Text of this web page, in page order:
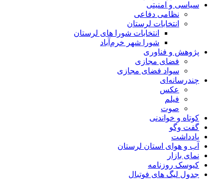
سیاسی و امنیتی
نظامی دفاعی
انتخابات لرستان
انتخابات شورا های لرستان
شورا شهر خرم‌آباد
پژوهش و فناوری
فضای مجازی
سواد فضای مجازی
چندرسانه‌ای
عكس
فیلم
صوت
کوتاه و خواندنی
گفت وگو
یادداشت
آب و هوای استان لرستان
نمای بازار
کیوسک روزنامه
جدول لیگ های فوتبال